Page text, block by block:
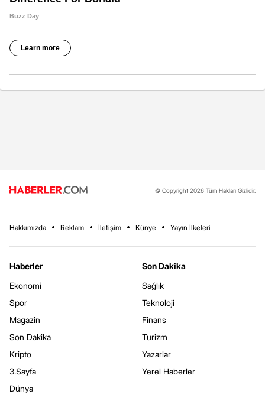
© Copyright 2026 Tüm Hakları Gizlidir.
Hakkımızda Reklam İletişim Künye Yayın İlkeleri
Haberler
Ekonomi
Spor
Magazin
Son Dakika
Kripto
3.Sayfa
Dünya
Son Dakika
Sağlık
Teknoloji
Finans
Turizm
Yazarlar
Yerel Haberler